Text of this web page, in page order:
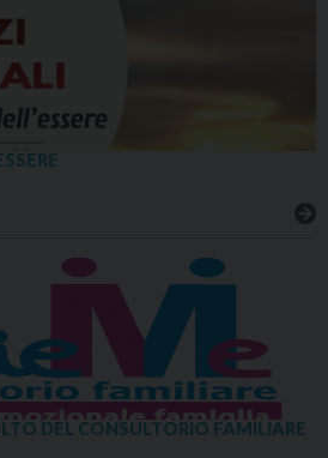
DEL CONSULTORIO FAMILIARE